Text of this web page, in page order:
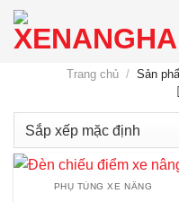
Chuyển
đến
Trang chủ / Sản
PHỤ TÙNG XE NÂNG